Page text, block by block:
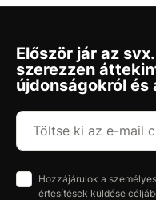
Először jár az
szerezzen
újdonságokról és
Hozzájárulok a
értesítések küldése